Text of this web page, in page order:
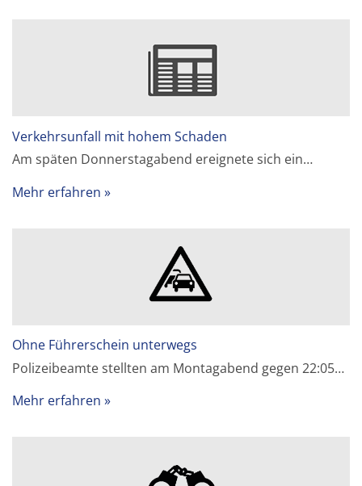
Verkehrsunfall mit hohem Schaden
Am späten Donnerstagabend ereignete sich ein…
Mehr erfahren
Ohne Führerschein unterwegs
Polizeibeamte stellten am Montagabend gegen 22:05…
Mehr erfahren